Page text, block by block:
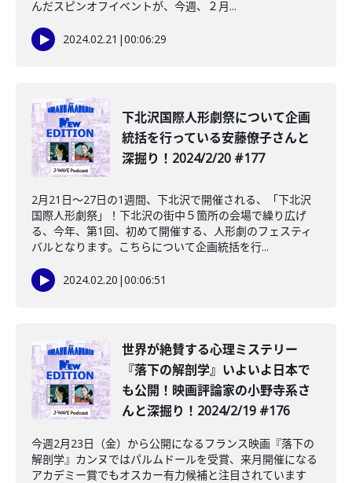
んだスピンオフイベントが、今週、２月...
2024.02.21 |00:06:29
️下北沢国際人形劇祭について企画
統括を行っている安藤僚子さんと
深掘り！2024/2/20 #177
2月21日〜27日の1週間、下北沢で開催される、「下北沢
国際人形劇祭」！下北沢の街中５箇所の会場で繰り広げ
る、今年、第1回、初めて開催する、人形劇のフェスティ
バルとなります。こちらについて企画統括を行...
2024.02.20 |00:06:51
世界が絶賛する心理ミステリー
『落下の解剖学』いよいよ日本で
も公開！映画評論家の小野寺系さ
んと深掘り！2024/2/19 #176
今週2月23日（金）から公開になるフランス映画『落下の
解剖学』カンヌではパルムドールを受賞、来月開催になる
アカデミー賞でもオスカー有力候補と注目されています